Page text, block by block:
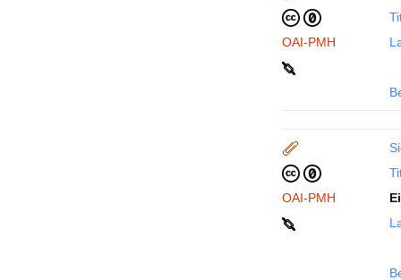
OAI-PMH
OAI-PMH